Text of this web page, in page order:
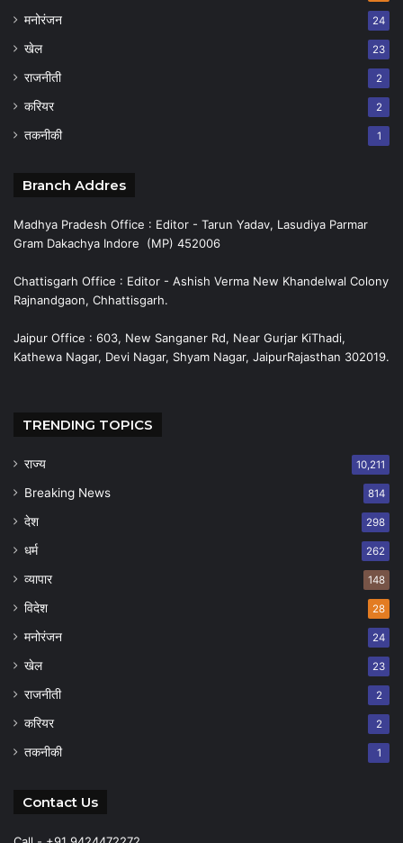
मनोरंजन 24
खेल 23
राजनीती 2
करियर 2
तकनीकी 1
Branch Addres
Madhya Pradesh Office : Editor - Tarun Yadav, Lasudiya Parmar
Gram Dakachya Indore (MP) 452006
Chattisgarh Office : Editor - Ashish Verma New Khandelwal Colony
Rajnandgaon, Chhattisgarh.
Jaipur Office : 603, New Sanganer Rd, Near Gurjar KiThadi,
Kathewa Nagar, Devi Nagar, Shyam Nagar, JaipurRajasthan 302019.
TRENDING TOPICS
राज्य 10,211
Breaking News 814
देश 298
धर्म 262
व्यापार 148
विदेश 28
मनोरंजन 24
खेल 23
राजनीती 2
करियर 2
तकनीकी 1
Contact Us